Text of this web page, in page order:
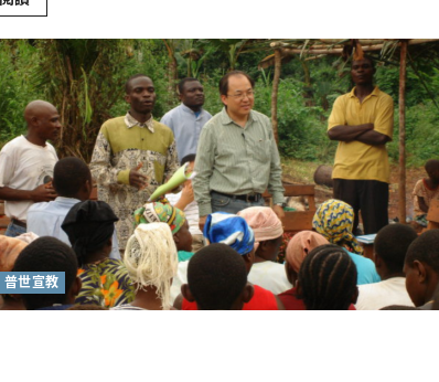
more
然
而
主
慈
手
常
攙
扶，
領
我
前
進
不
後
｜
敏
普世宣教